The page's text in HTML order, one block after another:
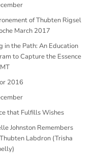
of Thubten Rigsel
March 2017
in the Path: An Education
to Capture the Essence
2016
that Fulfills Wishes
Johnston Remembers
Labdron (Trisha